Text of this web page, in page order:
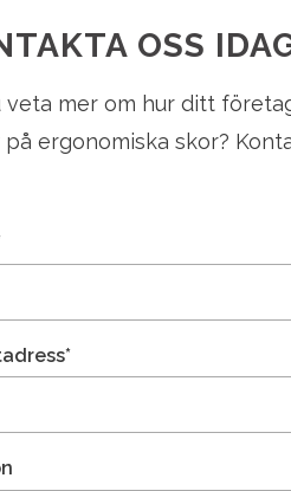
OSS
veta mer om hur ditt
på ergonomiska skor?